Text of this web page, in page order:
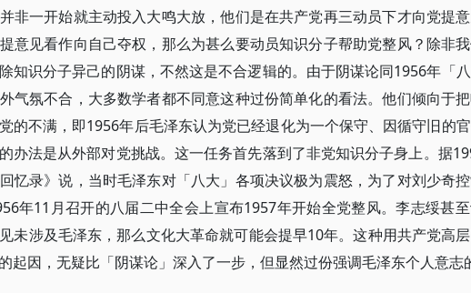
非一开始就主动投入大鸣大放，他们是在共产党再三动员下才向党提
意见看作向自己夺权，那么为甚么要动员知识分子帮助党整风？除非
知识分子异己的阴谋，不然这是不合逻辑的。由于阴谋论同1956年「
气氛不合，大多数学者都不同意这种过份简单化的看法。他们倾向于
的不满，即1956年后毛泽东认为党已经退化为一个保守、因循守旧的官
办法是从外部对党挑战。这一任务首先落到了非党知识分子身上。据
忆录》说，当时毛泽东对「八大」各项决议极为震怒，为了对刘少奇
年11月召开的八届二中全会上宣布1957年开始全党整风。李志绥甚
未涉及毛泽东，那么文化大革命就可能会提早10年。这种用共产党高
起因，无疑比「阴谋论」深入了一步，但显然过份强调毛泽东个人意志